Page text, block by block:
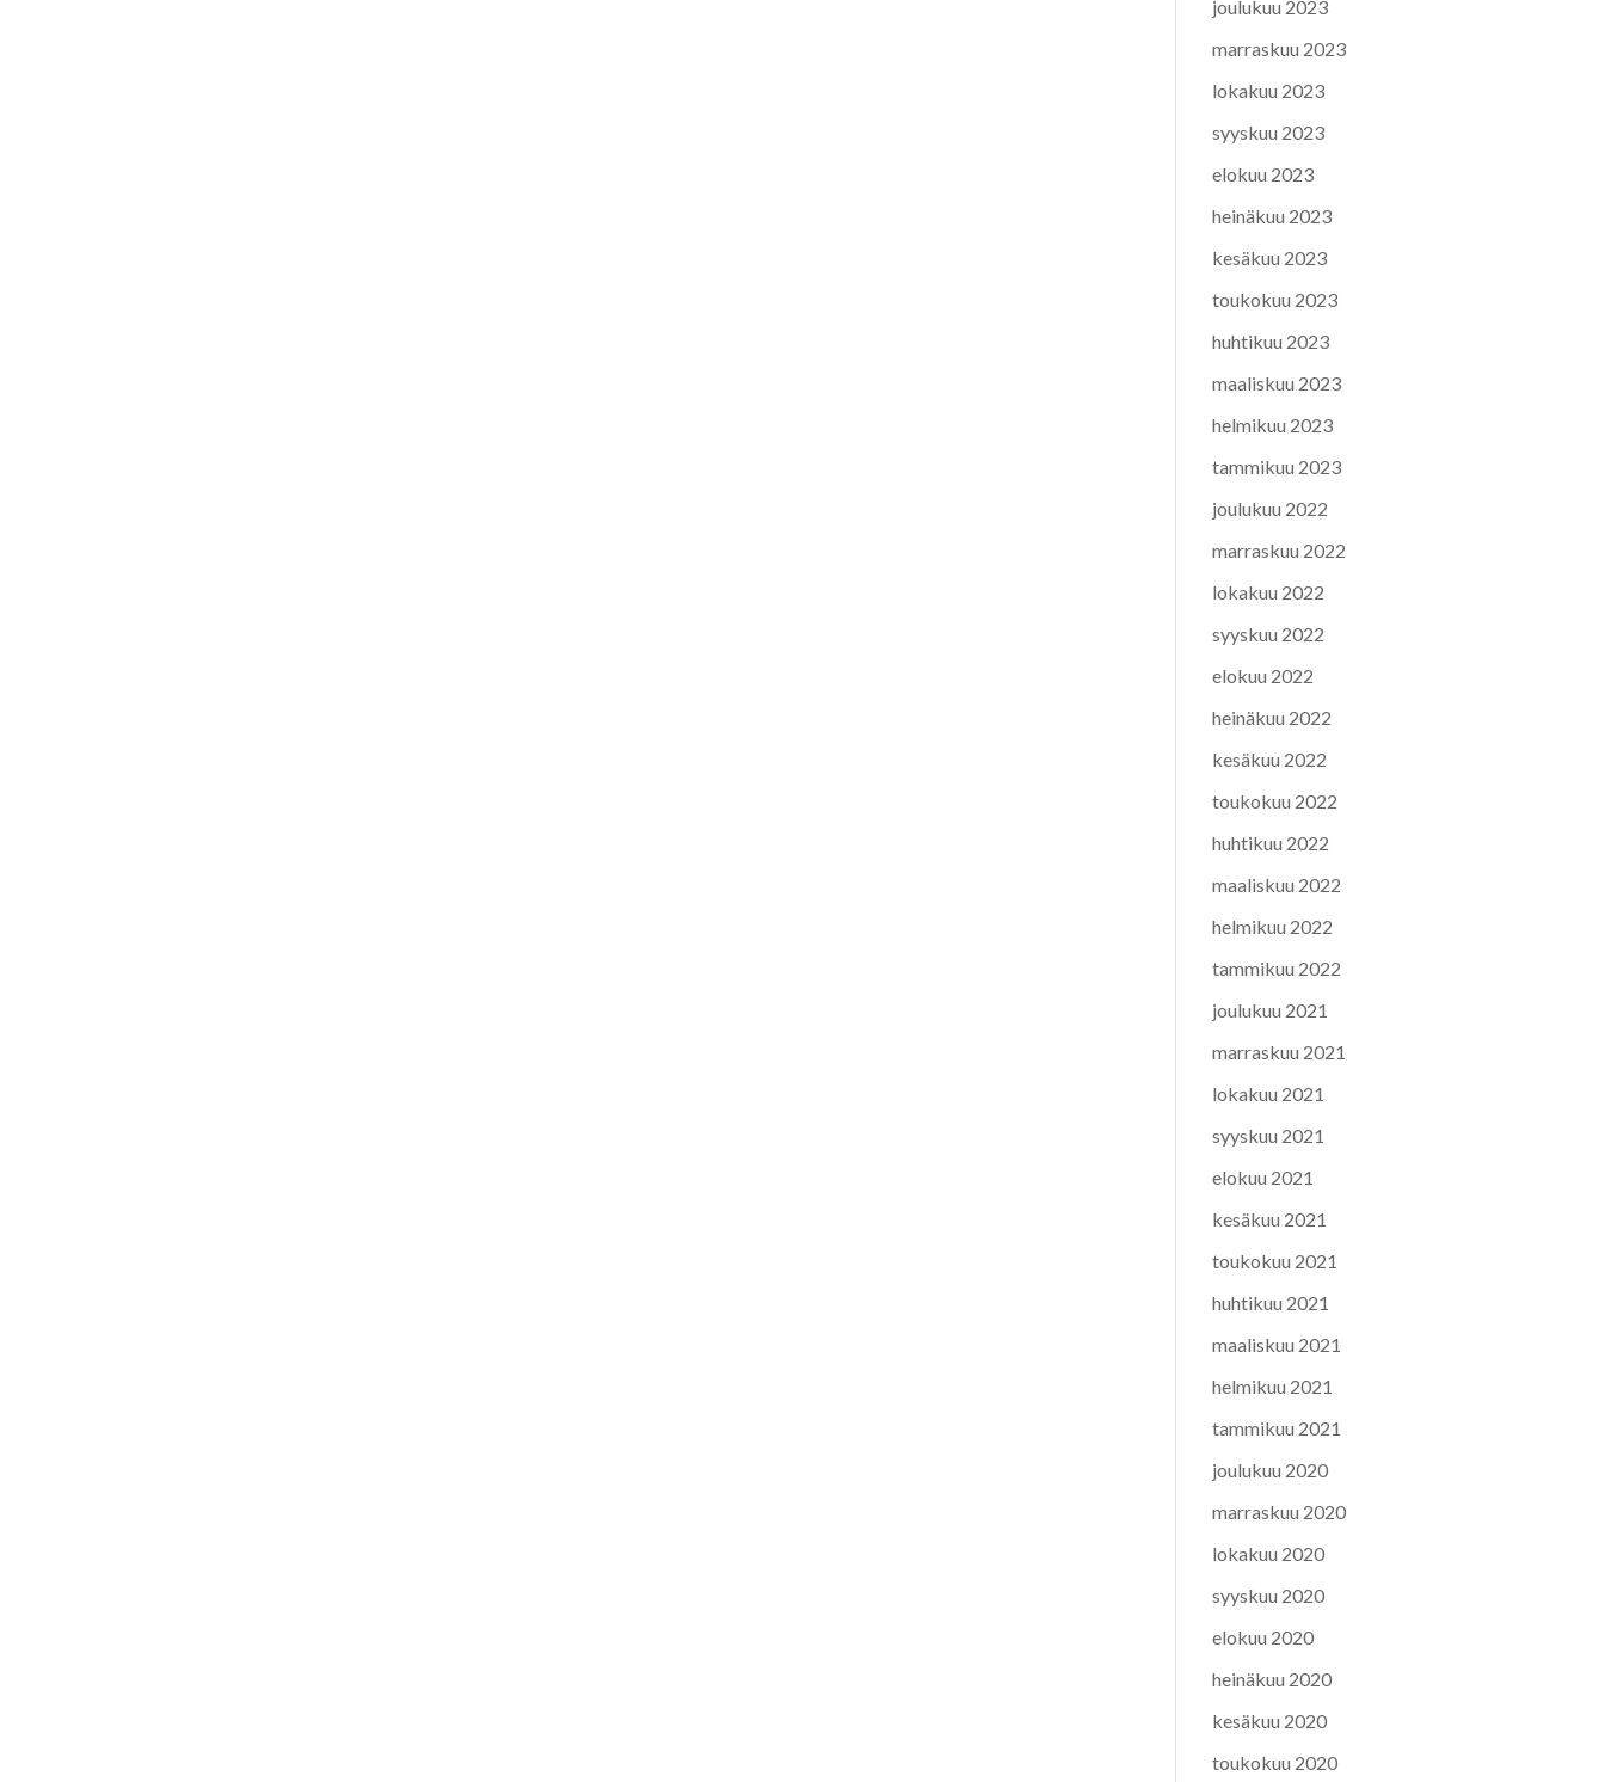
joulukuu 2023
marraskuu 2023
lokakuu 2023
syyskuu 2023
elokuu 2023
heinäkuu 2023
kesäkuu 2023
toukokuu 2023
huhtikuu 2023
maaliskuu 2023
helmikuu 2023
tammikuu 2023
joulukuu 2022
marraskuu 2022
lokakuu 2022
syyskuu 2022
elokuu 2022
heinäkuu 2022
kesäkuu 2022
toukokuu 2022
huhtikuu 2022
maaliskuu 2022
helmikuu 2022
tammikuu 2022
joulukuu 2021
marraskuu 2021
lokakuu 2021
syyskuu 2021
elokuu 2021
kesäkuu 2021
toukokuu 2021
huhtikuu 2021
maaliskuu 2021
helmikuu 2021
tammikuu 2021
joulukuu 2020
marraskuu 2020
lokakuu 2020
syyskuu 2020
elokuu 2020
heinäkuu 2020
kesäkuu 2020
toukokuu 2020